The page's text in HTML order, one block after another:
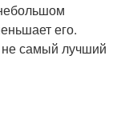
его.
не самый лучший